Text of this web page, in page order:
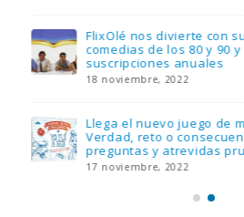
FlixOlé nos divierte con
comedias de los 80 y 90
suscripciones anuales
18 noviembre, 2022
Llega el nuevo juego de
Verdad, reto o
preguntas y atrevidas
17 noviembre, 2022